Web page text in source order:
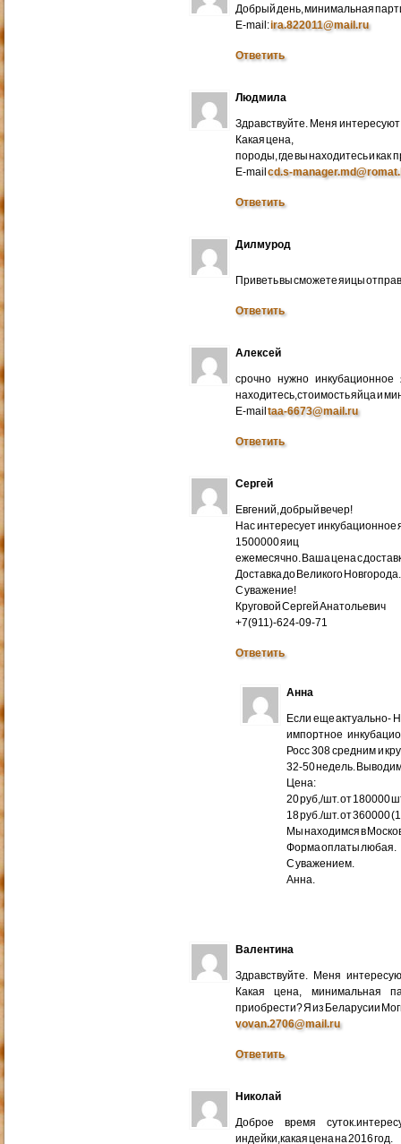
Добрый день, минимальная
E-mail:ira.822011@mail.ru
Ответить
Людмила
Здравствуйте. Меня
Какая цена,
породы, где вы находитесь и как
E-mailcd.s-
Ответить
Дилмурод
Приветь вы сможете яицы
Ответить
Алексей
срочно нужно
находитесь,стоимость яйца и
E-mailtaa-6673@mail.ru
Ответить
Сергей
Евгений, добрый вечер!
Нас интересует инкубационное
1500000 яиц
ежемесячно. Ваша цена с
Доставка до Великого Новгорода.
С уважение!
Круговой Сергей Анатольевич
+7(911)-624-09-71
Ответить
Анна
Если еще актуально-
импортное
Росс 308 средним и
32-50 недель.
Цена:
20 руб,/шт. от 180000
18 руб./шт. от 360000
Мы находимся в
Форма оплаты любая.
С уважением.
Анна.
Валентина
Здравствуйте. Меня
Какая цена, минимальная
приобрести? Я из Беларусии
vovan.2706@mail.ru
Ответить
Николай
Доброе время
индейки,какая цена на 2016 год.